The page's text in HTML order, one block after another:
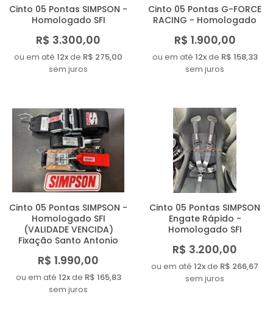
Cinto 05 Pontas SIMPSON -
Homologado SFI
R$ 3.300,00
ou em até 12xde R$ 275,00
sem juros
Cinto 05 Pontas G-FORCE
RACING - Homologado
R$ 1.900,00
ou em até 12xde R$ 158,33
sem juros
Cinto 05 Pontas SIMPSON -
Homologado SFI
(VALIDADE VENCIDA)
Fixação Santo Antonio
R$ 1.990,00
ou em até 12xde R$ 165,83
sem juros
Cinto 05 Pontas SIMPSON
Engate Rápido -
Homologado SFI
R$ 3.200,00
ou em até 12xde R$ 266,67
sem juros